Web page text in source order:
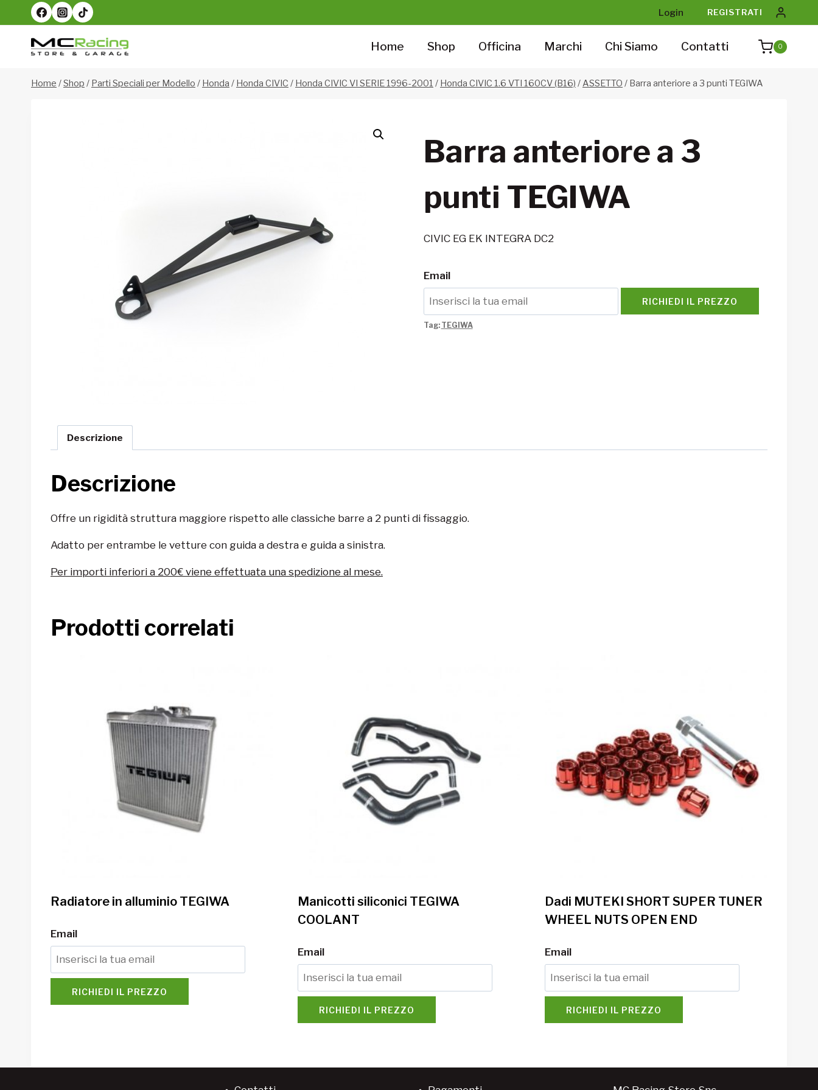
al
contenuto
Login REGISTRATI
Home Shop Officina Marchi Chi Siamo Contatti 0
Home /Shop / Parti Speciali per Modello / Honda / Honda CIVIC / Honda CIVIC VI SERIE 1996-2001 / Honda CIVIC 1.6 VTI 160CV (B16) /ASSETTO / Barra anteriore a 3 punti TEGIWA
Barra anteriore a 3
punti TEGIWA
CIVIC EG EK INTEGRA DC2
Email
RICHIEDI IL PREZZO
Tag: TEGIWA
Descrizione
Descrizione
Offre un rigidità struttura maggiore rispetto alle classiche barre a 2 punti di fissaggio.
Adatto per entrambe le vetture con guida a destra e guida a sinistra.
Per importi inferiori a 200€ viene effettuata una spedizione al mese.
Prodotti correlati
Radiatore in alluminio TEGIWA
Email
RICHIEDI IL PREZZO
Manicotti siliconici TEGIWA
COOLANT
Email
RICHIEDI IL PREZZO
Dadi MUTEKI SHORT SUPER TUNER
WHEEL NUTS OPEN END
Email
RICHIEDI IL PREZZO